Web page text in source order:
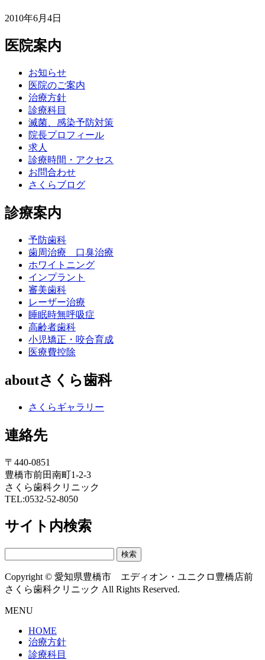
2010年6月4日
医院案内
お知らせ
医院のご案内
治療方針
診療科目
滅菌、感染予防対策
院長プロフィール
求人
診療時間・アクセス
お問合わせ
さくらブログ
診療案内
予防歯科
歯周治療 口臭治療
ホワイトニング
インプラント
審美歯科
レーザー治療
睡眠時無呼吸症
高齢者歯科
小児矯正・咬合育成
医療費控除
aboutさくら歯科
さくらギャラリー
連絡先
〒440-0851
豊橋市前田南町1-2-3
さくら歯科クリニック
TEL:0532-52-8050
サイト内検索
Copyright © 愛知県豊橋市 エディオン・ユニクロ豊橋店前
さくら歯科クリニック All Rights Reserved.
MENU
HOME
治療方針
診療科目